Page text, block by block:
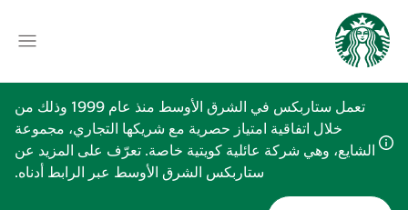
تعمل ستاربكس في الشرق الأوسط منذ عام 1999 وذلك من
خلال اتفاقية امتياز حصرية مع شريكها التجاري، مجموعة
الشايع، وهي شركة عائلية كويتية خاصة. تعرّف على المزيد عن
ستاربكس الشرق الأوسط عبر الرابط أدناه.